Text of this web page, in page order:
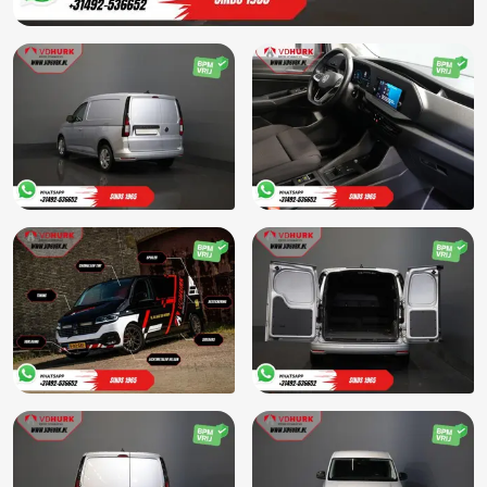
Elektronisch Stabiliteits Programma
Interieur voorverwarming/(koeling)
Keyless start
Laadruimte Betimmering
Laadvloer
Lederen stuurwiel
Lendesteun(en) verstelbaar
Lichtsensor
Luxe wieldoppen
Metaalkleur
MP3 aansluiting
Multimedia-pakket
Multimedia-voorbereiding
Multimedia systeem
Niet in gerookt